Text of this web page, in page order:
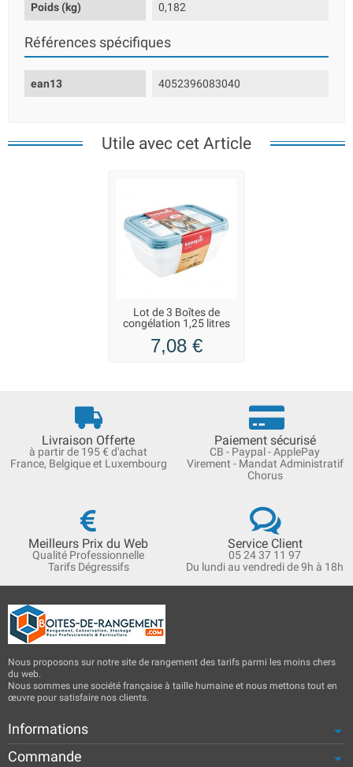
Poids (kg) 0,182
Références spécifiques
ean13 4052396083040
Utile avec cet Article
Lot de 3 Boîtes de
congélation 1,25 litres
7,08 €
Livraison Offerte
à partir de 195 € d'achat
France, Belgique et Luxembourg
Paiement sécurisé
CB - Paypal - ApplePay
Virement - Mandat Administratif
Chorus
Meilleurs Prix du Web
Qualité Professionnelle
Tarifs Dégressifs
Service Client
05 24 37 11 97
Du lundi au vendredi de 9h à 18h
Nous proposons sur notre site de rangement des tarifs parmi les moins chers
du web.
Nous sommes une société française à taille humaine et nous mettons tout en
œuvre pour satisfaire nos clients.
Informations
Commande